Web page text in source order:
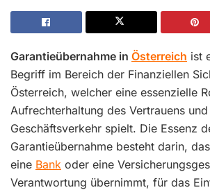
Garantieübernahme in Österreich ist
Begriff im Bereich der Finanziellen
Österreich, welcher eine essenzielle
Aufrechterhaltung des Vertrauens
Geschäftsverkehr spielt. Die Essenz
Garantieübernahme besteht darin,
eine Bank oder eine
Verantwortung übernimmt, für das